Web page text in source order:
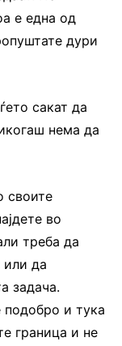
е една од
дури
сакат да
нема да
своите
во
треба да
или да
задача.
и тука
граница и не